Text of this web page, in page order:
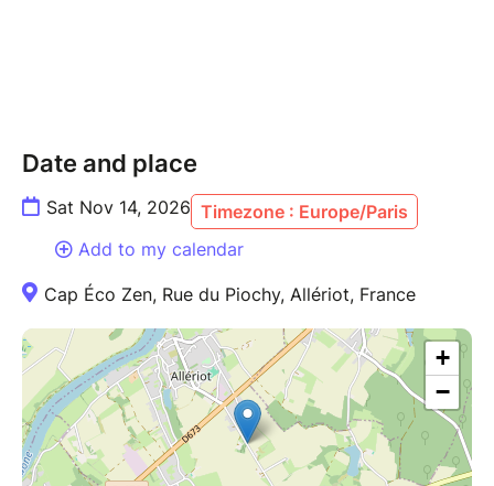
Date and place
Sat Nov 14, 2026 Timezone : Europe/Paris
Add to my calendar
Cap Éco Zen, Rue du Piochy, Allériot, France
+
−